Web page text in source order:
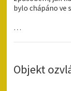
bylo chápáno ve
…
Objekt